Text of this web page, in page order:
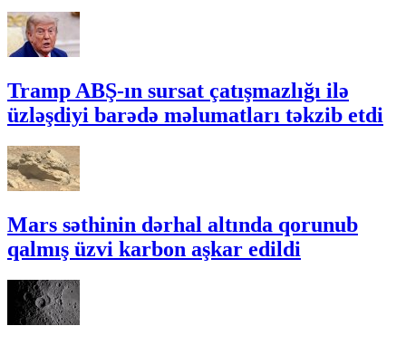
Tramp ABŞ-ın sursat çatışmazlığı ilə
üzləşdiyi barədə məlumatları təkzib etdi
Mars səthinin dərhal altında qorunub
qalmış üzvi karbon aşkar edildi